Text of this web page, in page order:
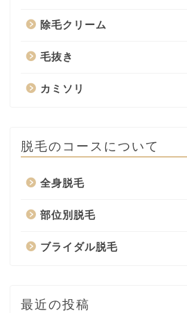
除毛クリーム
毛抜き
カミソリ
脱毛のコースについて
全身脱毛
部位別脱毛
ブライダル脱毛
最近の投稿